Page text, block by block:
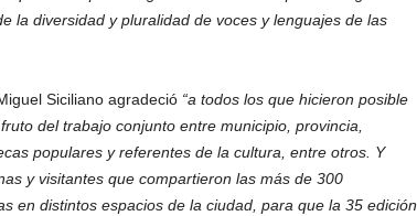
la diversidad y pluralidad de voces y lenguajes de las
Siciliano agradeció “a todos los que hicieron posible
del trabajo conjunto entre municipio, provincia,
populares y referentes de la cultura, entre otros. Y
y visitantes que compartieron las más de 300
en distintos espacios de la ciudad, para que la 35 edición